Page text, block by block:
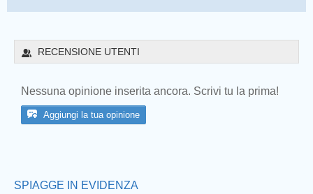
RECENSIONE UTENTI
Nessuna opinione inserita ancora. Scrivi tu la prima!
Aggiungi la tua opinione
SPIAGGE IN EVIDENZA